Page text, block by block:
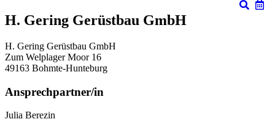
H. Gering Gerüstbau GmbH
H. Gering Gerüstbau GmbH
Zum Welplager Moor 16
49163 Bohmte-Hunteburg
Ansprechpartner/in
Julia Berezin